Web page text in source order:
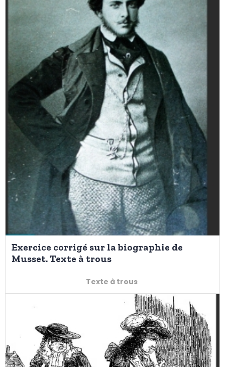
Exercice corrigé sur la biographie de
Musset. Texte à trous
Texte à trous